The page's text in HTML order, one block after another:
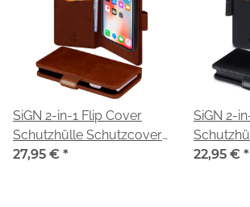
SiGN 2-in-1 Flip Cover
Schutzhülle Schutzcover
magnetisch passend für
27,95 € *
SiGN 2-
22,95 € *